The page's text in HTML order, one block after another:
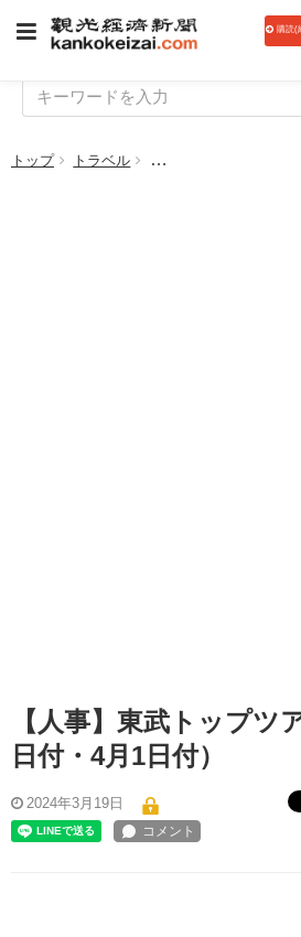
購読(
トップ トラベル 【人事】東武トップツ
【人事】東武トップツ
日付・4月1日付）
2024年3月19日